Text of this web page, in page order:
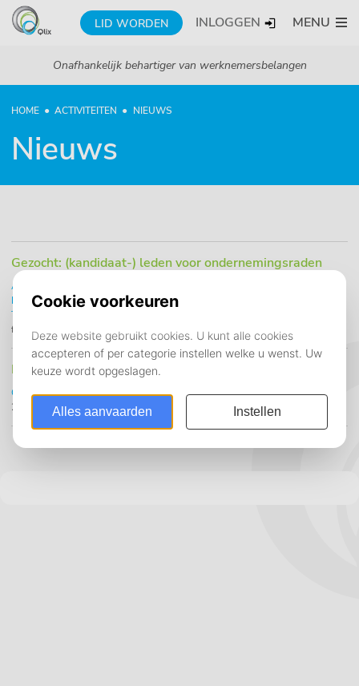
LID WORDEN INLOGGEN MENU
Onafhankelijk behartiger van werknemersbelangen
HOME ACTIVITEITEN NIEUWS
Nieuws
Gezocht: (kandidaat-) leden voor ondernemingsraden
Alcatel - Lucent
IPG
Koning en Hartman KPN Sitel
Telfort
februari 2019
Het cao boekje WFC
Cendris Conduent IPG Sitel Teleperformance Webhelp
WFC
24 september 2018